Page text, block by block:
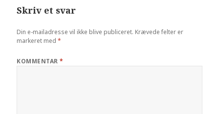
Skriv et svar
Din e-mailadresse vil ikke blive publiceret. Krævede felter er
markeret med*
KOMMENTAR*